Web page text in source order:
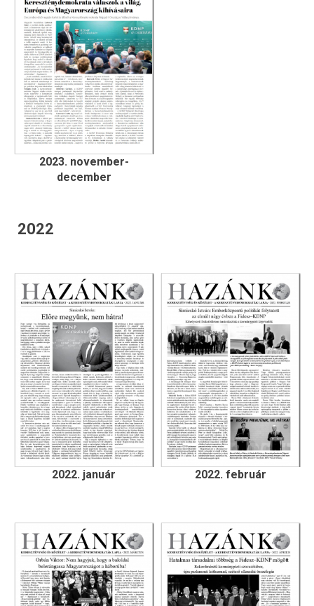
2023. november-
december
2022
2022. január 2022. február